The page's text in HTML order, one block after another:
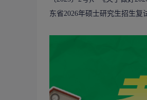
东省2026年硕士研究生招生复